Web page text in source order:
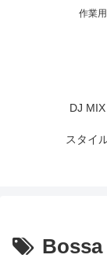
作業
DJ MIX
スタイ
Bossa